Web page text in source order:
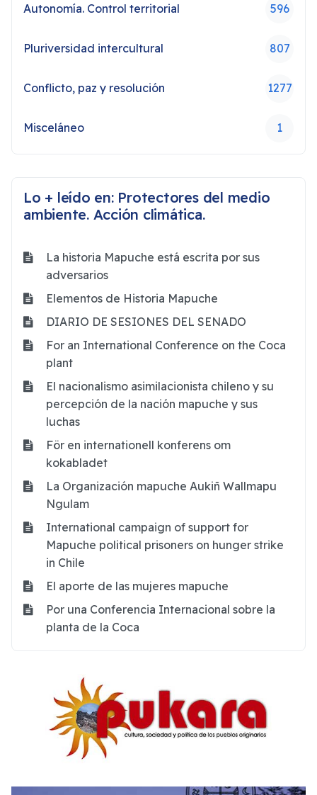
Autonomía. Control territorial 596
Pluriversidad intercultural 807
Conflicto, paz y resolución 1277
Misceláneo 1
Lo + leído en: Protectores del medio
ambiente. Acción climática.
La historia Mapuche está escrita por sus
adversarios
Elementos de Historia Mapuche
DIARIO DE SESIONES DEL SENADO
For an International Conference on the Coca
plant
El nacionalismo asimilacionista chileno y su
percepción de la nación mapuche y sus
luchas
För en internationell konferens om
kokabladet
La Organización mapuche Aukiñ Wallmapu
Ngulam
International campaign of support for
Mapuche political prisoners on hunger strike
in Chile
El aporte de las mujeres mapuche
Por una Conferencia Internacional sobre la
planta de la Coca